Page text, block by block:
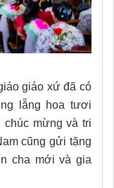
giáo xứ đã có
lẵng hoa tươi
mừng và tri
cũng gửi tặng
cha mới và gia